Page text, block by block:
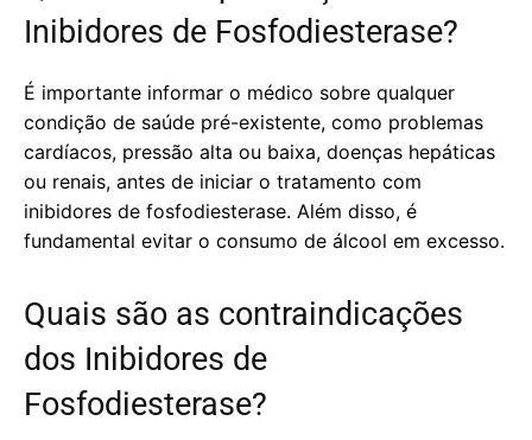
Inibidores de Fosfodiesterase?
É importante informar o médico sobre qualquer
condição de saúde pré-existente, como problemas
cardíacos, pressão alta ou baixa, doenças hepáticas
ou renais, antes de iniciar o tratamento com
inibidores de fosfodiesterase. Além disso, é
fundamental evitar o consumo de álcool em excesso.
Quais são as contraindicações
dos Inibidores de
Fosfodiesterase?